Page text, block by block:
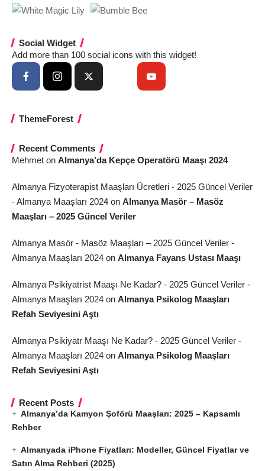
Social Widget
Add more than 100 social icons with this widget!
ThemeForest
Recent Comments
Mehmet on Almanya’da Kepçe Operatörü Maaşı 2024
Almanya Fizyoterapist Maaşları Ücretleri - 2025 Güncel Veriler
- Almanya Maaşları 2024 on Almanya Masör – Masöz
Maaşları – 2025 Güncel Veriler
Almanya Masör - Masöz Maaşları – 2025 Güncel Veriler -
Almanya Maaşları 2024 on Almanya Fayans Ustası Maaşı
Almanya Psikiyatrist Maaşı Ne Kadar? - 2025 Güncel Veriler -
Almanya Maaşları 2024 on Almanya Psikolog Maaşları
Refah Seviyesini Aştı
Almanya Psikiyatr Maaşı Ne Kadar? - 2025 Güncel Veriler -
Almanya Maaşları 2024 on Almanya Psikolog Maaşları
Refah Seviyesini Aştı
Recent Posts
Almanya’da Kamyon Şoförü Maaşları: 2025 – Kapsamlı
Rehber
Almanyada iPhone Fiyatları: Modeller, Güncel Fiyatlar ve
Satın Alma Rehberi (2025)